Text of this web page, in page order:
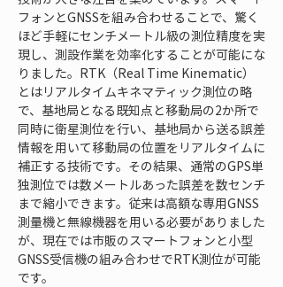
フォンとGNSSを組み合わせることで、驚く
ほど手軽にセンチメートル級の測位精度を実
現し、測設作業を効率化することが可能にな
りました。RTK（Real Time Kinematic）
とはリアルタイムキネマティック測位の略
で、基地局となる既知点と移動局の2か所で
同時に衛星測位を行い、基地局から送る誤差
情報を用いて移動局の位置をリアルタイムに
補正する技術です。その結果、通常のGPS単
独測位では数メートルあった誤差を数センチ
まで縮小できます。従来は高額な専用GNSS
測量機と無線機器を用いる必要がありました
が、現在では市販のスマートフォンと小型
GNSS受信機の組み合わせでRTK測位が可能
です。